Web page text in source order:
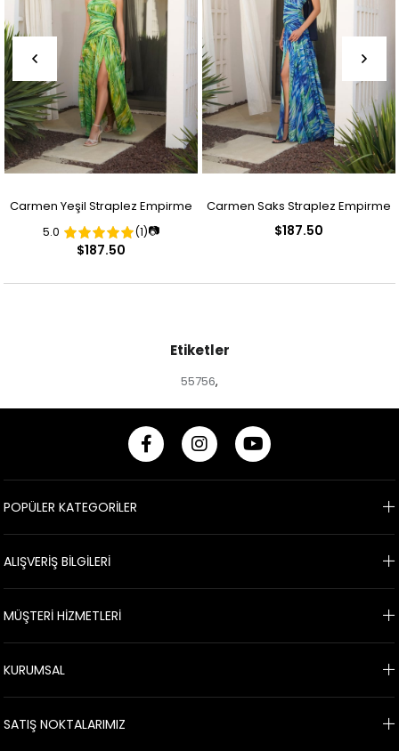
Carmen Yeşil Straplez Empirme
Desenli Abiye Elbise
5.0 (1)📷
$187.50
Carmen Saks Straplez Empirme
$187.50
Etiketler
55756,
POPÜLER KATEGORİLER
ALIŞVERİŞ BİLGİLERİ
MÜŞTERİ HİZMETLERİ
KURUMSAL
SATIŞ NOKTALARIMIZ